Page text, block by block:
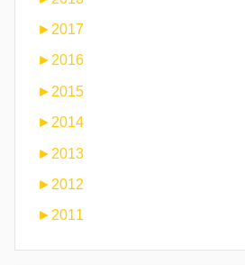
► 2017
►2016
► 2015
► 2014
► 2013
► 2012
► 2011